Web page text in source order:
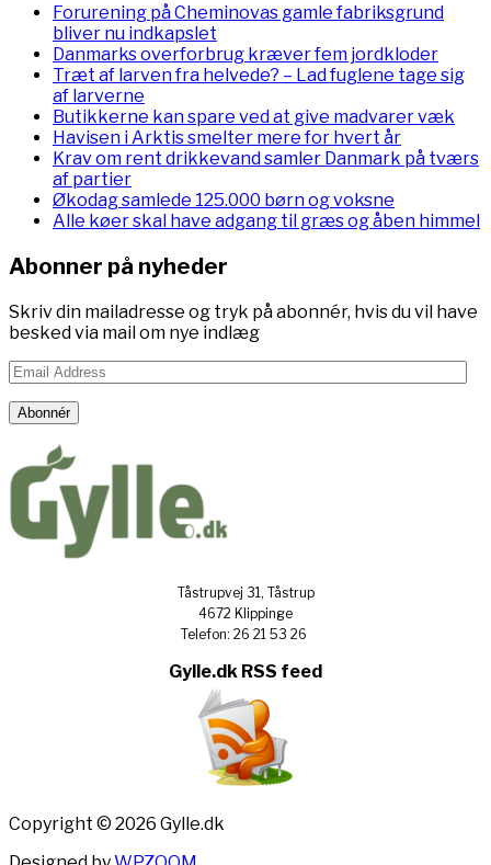
Forurening på Cheminovas gamle fabriksgrund
bliver nu indkapslet
Danmarks overforbrug kræver fem jordkloder
Træt af larven fra helvede? – Lad fuglene tage sig
af larverne
Butikkerne kan spare ved at give madvarer væk
Havisen i Arktis smelter mere for hvert år
Krav om rent drikkevand samler Danmark på tværs
af partier
Økodag samlede 125.000 børn og voksne
Alle køer skal have adgang til græs og åben himmel
Abonner på nyheder
Skriv din mailadresse og tryk på abonnér, hvis du vil have
besked via mail om nye indlæg
Email
Address
Abonnér
Tåstrupvej 31, Tåstrup
4672 Klippinge
Telefon: 26 21 53 26
Gylle.dk RSS feed
Copyright © 2026 Gylle.dk